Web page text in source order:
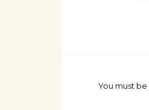
You must be